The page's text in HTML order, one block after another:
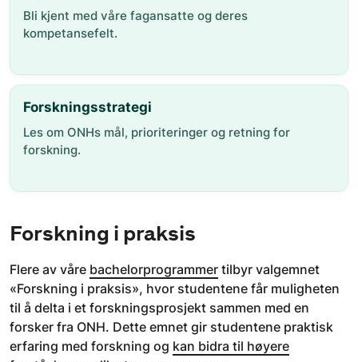
Bli kjent med våre fagansatte og deres
kompetansefelt.
Forskningsstrategi
Les om ONHs mål, prioriteringer og retning for
forskning.
Forskning i praksis
Flere av våre bachelorprogrammer tilbyr valgemnet
«Forskning i praksis», hvor studentene får muligheten
til å delta i et forskningsprosjekt sammen med en
forsker fra ONH. Dette emnet gir studentene praktisk
erfaring med forskning og kan bidra til høyere